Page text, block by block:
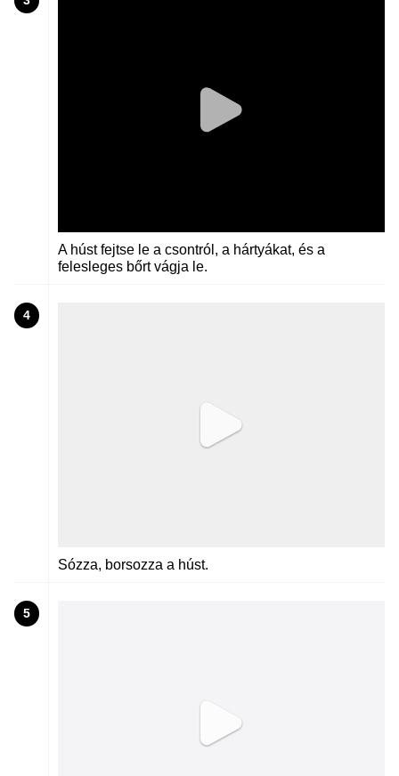
A húst fejtse le a csontról, a hártyákat, és a
felesleges bőrt vágja le.
4
Sózza, borsozza a húst.
5